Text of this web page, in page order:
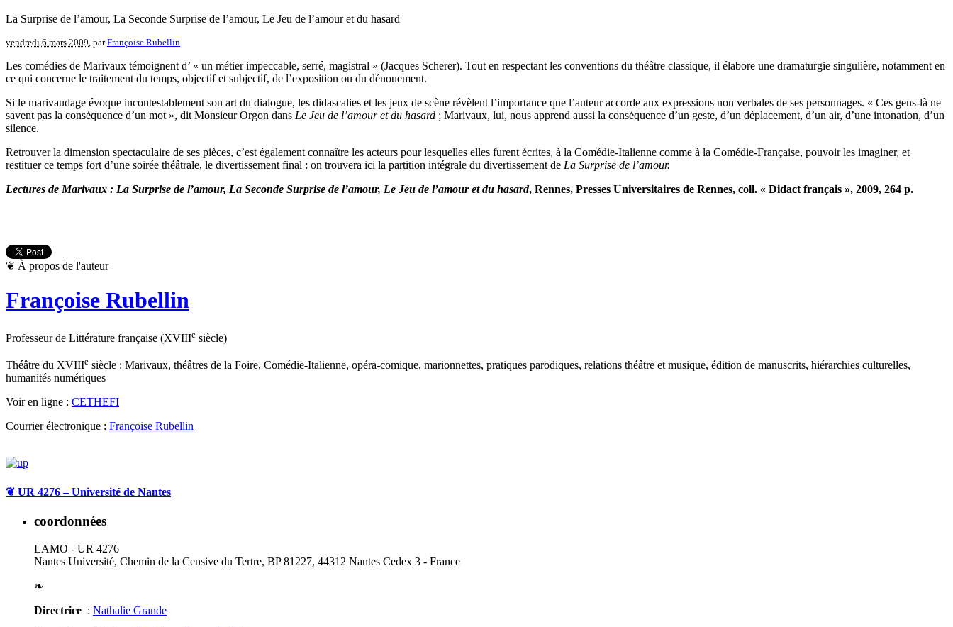
La Surprise de l’amour, La Seconde Surprise de l’amour, Le Jeu de l’amour et du hasard
vendredi 6 mars 2009 , parFrançoise Rubellin
Les comédies de Marivaux témoignent d’ « un métier impeccable, serré, magistral » (Jacques Scherer). Tout en respectant les conventions du théâtre classique, il élabore une dramaturgie singulière, notamment en
ce qui concerne le traitement du temps, objectif et subjectif, de l’exposition ou du dénouement.
Si le marivaudage évoque incontestablement son art du dialogue, les didascalies et les jeux de scène révèlent l’importance que l’auteur accorde aux expressions non verbales de ses personnages. « Ces gens-là ne
savent pas la conséquence d’un mot », dit Monsieur Orgon dans Le Jeu de l’amour et du hasard ; Marivaux, lui, nous apprend aussi la conséquence d’un geste, d’un déplacement, d’un air, d’une intonation, d’un
silence.
Retrouver la dimension spectaculaire de ses pièces, c’est également connaître les acteurs pour lesquelles elles furent écrites, à la Comédie-Italienne comme à la Comédie-Française, pouvoir les imaginer, et
restituer ce temps fort d’une soirée théâtrale, le divertissement final : on trouvera ici la partition intégrale du divertissement de La Surprise de l’amour.
Lectures de Marivaux : La Surprise de l’amour, La Seconde Surprise de l’amour, Le Jeu de l’amour et du hasard, Rennes, Presses Universitaires de Rennes, coll. « Didact français », 2009, 264 p.
❦ À propos de l'auteur
Françoise Rubellin
Professeur de Littérature française (XVIIIe siècle)
Théâtre du XVIIIe siècle : Marivaux, théâtres de la Foire, Comédie-Italienne, opéra-comique, marionnettes, pratiques parodiques, relations théâtre et musique, édition de manuscrits, hiérarchies culturelles,
humanités numériques
Voir en ligne : CETHEFI
Courrier électronique : Françoise Rubellin
❦ UR 4276 – Université de Nantes
coordonnées
LAMO - UR 4276
Nantes Université, Chemin de la Censive du Tertre, BP 81227, 44312 Nantes Cedex 3 - France
❧
Directrice : Nathalie Grande